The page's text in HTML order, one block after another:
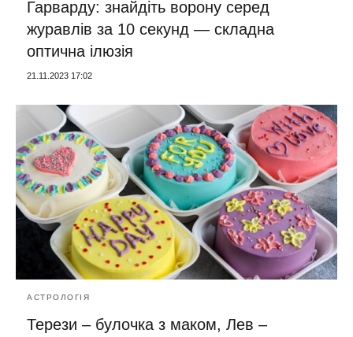
Гарварду: знайдіть ворону серед
журавлів за 10 секунд — складна
оптична ілюзія
21.11.2023 17:02
АСТРОЛОГІЯ
Терези – булочка з маком, Лев –